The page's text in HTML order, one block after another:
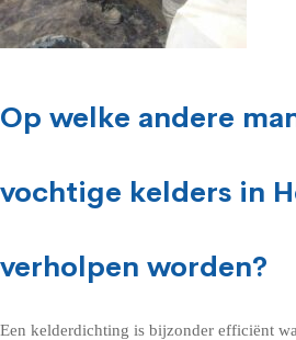
Op welke andere
vochtige kelders in
verholpen worden?
Een kelderdichting is bijzonder efficiënt